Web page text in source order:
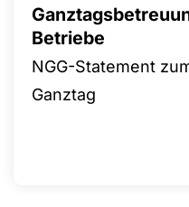
Betriebe
NGG-Statement
Ganztag